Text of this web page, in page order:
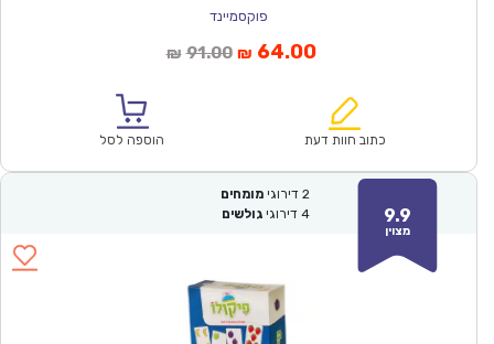
פוקסמיינד
₪ 91.00המחיר
₪91.00.
₪ 64.00המחיר
הוא:
כתוב חוות דעת הוספה לסל
9.9
מצוין
2 דירוגי מומחים
4 דירוגי גולשים